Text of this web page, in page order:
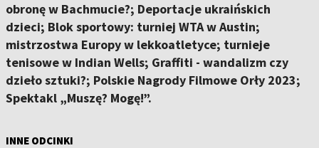
obronę w Bachmucie?; Deportacje ukraińskich
dzieci; Blok sportowy: turniej WTA w Austin;
mistrzostwa Europy w lekkoatletyce; turnieje
tenisowe w Indian Wells; Graffiti - wandalizm czy
dzieło sztuki?; Polskie Nagrody Filmowe Orły 2023;
Spektakl „Muszę? Mogę!”.
INNE ODCINKI